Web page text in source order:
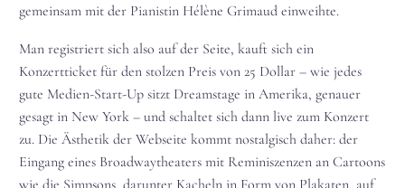
gemeinsam mit der Pianistin Hélène Grimaud einweihte.
Man registriert sich also auf der Seite, kauft sich ein
Konzertticket für den stolzen Preis von 25 Dollar – wie jedes
gute Medien-Start-Up sitzt Dreamstage in Amerika, genauer
gesagt in New York – und schaltet sich dann live zum Konzert
zu. Die Ästhetik der Webseite kommt nostalgisch daher: der
Eingang eines Broadwaytheaters mit Reminiszenzen an Cartoons